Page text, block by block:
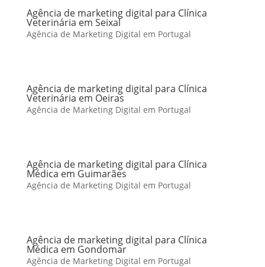
Agência de marketing digital para Clínica
Veterinária em Seixal
Agência de Marketing Digital em Portugal
Agência de marketing digital para Clínica
Veterinária em Oeiras
Agência de Marketing Digital em Portugal
Agência de marketing digital para Clínica
Médica em Guimarães
Agência de Marketing Digital em Portugal
Agência de marketing digital para Clínica
Médica em Gondomar
Agência de Marketing Digital em Portugal